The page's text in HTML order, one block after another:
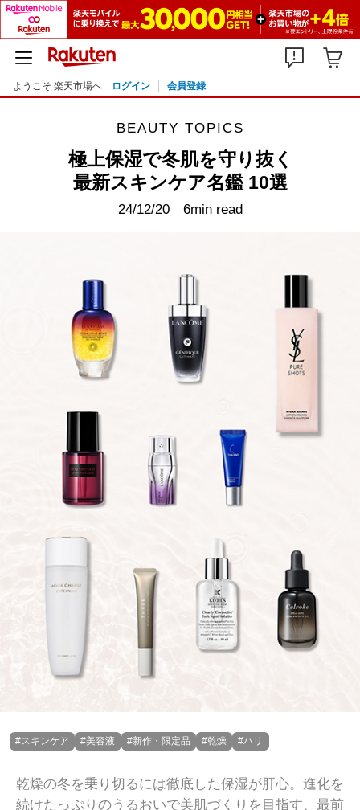
ようこそ 楽天市場へ ログイン 会員登録
BEAUTY TOPICS
極上保湿で冬肌を守り抜く
最新スキンケア名鑑 10選
24/12/20 6min read
#スキンケア #美容液 #新作・限定品 #乾燥 #ハリ
乾燥の冬を乗り切るには徹底した保湿が肝心。進化を
続けたっぷりのうるおいで美肌づくりを目指す、最前